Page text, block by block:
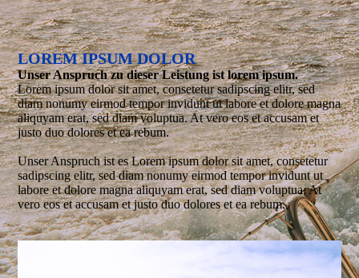
LOREM IPSUM DOLOR
Unser Anspruch zu dieser Leistung ist lorem ipsum.
Lorem ipsum dolor sit amet, consetetur sadipscing elitr, sed
diam nonumy eirmod tempor invidunt ut labore et dolore magna
aliquyam erat, sed diam voluptua. At vero eos et accusam et
justo duo dolores et ea rebum.
Unser Anspruch ist es Lorem ipsum dolor sit amet, consetetur
sadipscing elitr, sed diam nonumy eirmod tempor invidunt ut
labore et dolore magna aliquyam erat, sed diam voluptua. At
vero eos et accusam et justo duo dolores et ea rebum.